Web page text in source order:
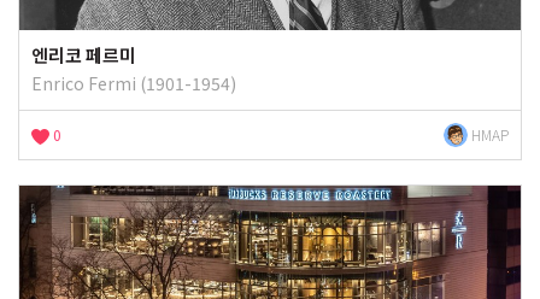
엔리코 페르미
Enrico Fermi (1901-1954)
0 HMAP